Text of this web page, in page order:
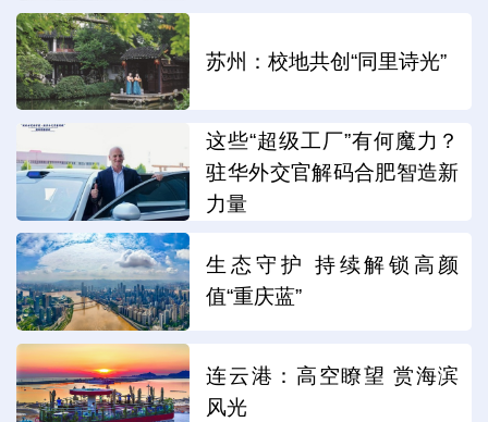
編輯：宋雯琪
分享：
苏州：校地共创“同里诗光”
这些“超级工厂”有何魔力？
驻华外交官解码合肥智造新
力量
生态守护 持续解锁高颜
值“重庆蓝”
连云港：高空瞭望 赏海滨
风光